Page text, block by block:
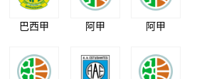
巴西甲 阿甲 阿甲